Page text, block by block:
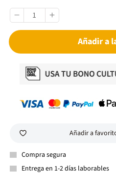
Añadir a
Añadir a
Compra segura
Entrega en 1-2 días laborables